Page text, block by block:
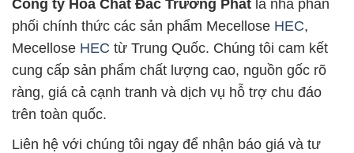
Công ty Hóa Chất Đắc Trường Phát là nhà phân
phối chính thức các sản phẩm Mecellose HEC,
Mecellose HEC từ Trung Quốc. Chúng tôi cam kết
cung cấp sản phẩm chất lượng cao, nguồn gốc rõ
ràng, giá cả cạnh tranh và dịch vụ hỗ trợ chu đáo
trên toàn quốc.
Liên hệ với chúng tôi ngay để nhận báo giá và tư